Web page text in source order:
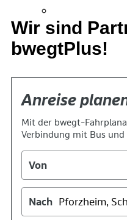
Wir sind
bwegtPlus!